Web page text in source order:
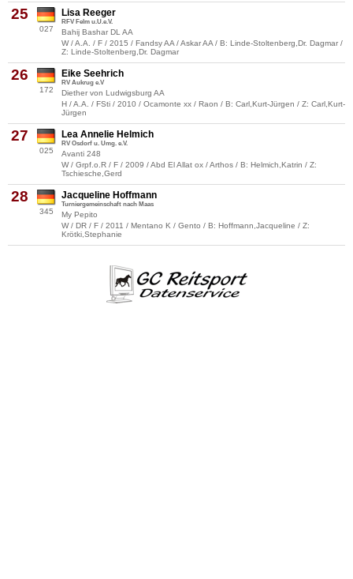
25
027
Lisa Reeger
RFV Felm u.U.e.V.
Bahij Bashar DL AA
W / A.A. / F / 2015 / Fandsy AA / Askar AA / B: Linde-Stoltenberg,Dr. Dagmar /
Z: Linde-Stoltenberg,Dr. Dagmar
26
172
Eike Seehrich
RV Aukrug e.V
Diether von Ludwigsburg AA
H / A.A. / FSti / 2010 / Ocamonte xx / Raon / B: Carl,Kurt-Jürgen / Z: Carl,Kurt-
Jürgen
27
025
Lea Annelie Helmich
RV Osdorf u. Umg. e.V.
Avanti 248
W / Grpf.o.R / F / 2009 / Abd El Allat ox / Arthos / B: Helmich,Katrin / Z:
Tschiesche,Gerd
28
345
Jacqueline Hoffmann
Turniergemeinschaft nach Maas
My Pepito
W / DR / F / 2011 / Mentano K / Gento / B: Hoffmann,Jacqueline / Z:
Krötki,Stephanie